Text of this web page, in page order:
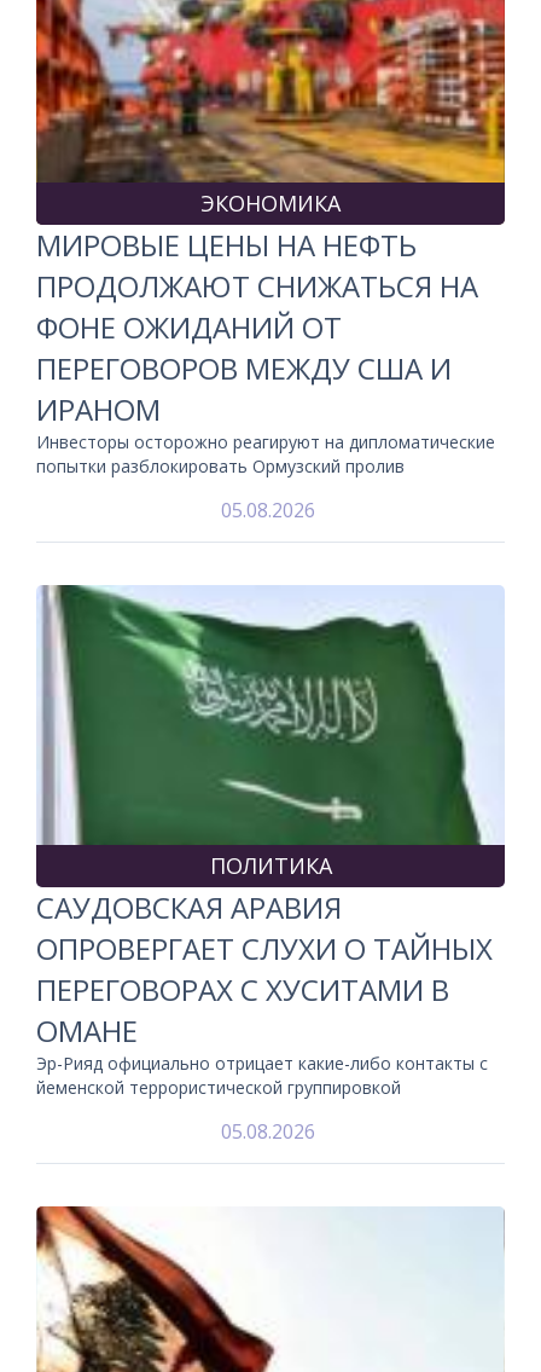
ЭКОНОМИКА
МИРОВЫЕ ЦЕНЫ НА НЕФТЬ
ПРОДОЛЖАЮТ СНИЖАТЬСЯ НА
ФОНЕ ОЖИДАНИЙ ОТ
ПЕРЕГОВОРОВ МЕЖДУ США И
ИРАНОМ
Инвесторы осторожно реагируют на дипломатические
попытки разблокировать Ормузский пролив
05.08.2026
ПОЛИТИКА
САУДОВСКАЯ АРАВИЯ
ОПРОВЕРГАЕТ СЛУХИ О ТАЙНЫХ
ПЕРЕГОВОРАХ С ХУСИТАМИ В
ОМАНЕ
Эр-Рияд официально отрицает какие-либо контакты с
йеменской террористической группировкой
05.08.2026